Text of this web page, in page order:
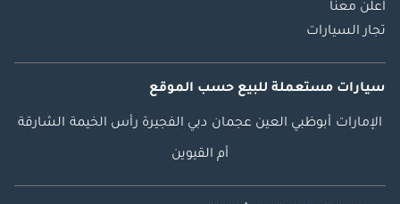
اعلن معنا
تجار السيارات
سيارات مستعملة للبيع حسب الموقع
الإمارات أبوظبي العين عجمان دبي الفجيرة رأس الخيمة الشارقة
أم القيوين